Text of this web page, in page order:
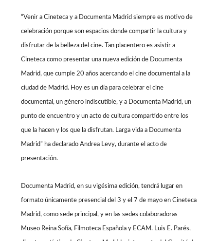
“Venir a Cineteca y a Documenta Madrid siempre es motivo de
celebración porque son espacios donde compartir la cultura y
disfrutar de la belleza del cine. Tan placentero es asistir a
Cineteca como presentar una nueva edición de Documenta
Madrid, que cumple 20 años acercando el cine documental a la
ciudad de Madrid. Hoy es un día para celebrar el cine
documental, un género indiscutible, y a Documenta Madrid, un
punto de encuentro y un acto de cultura compartido entre los
que la hacen y los que la disfrutan. Larga vida a Documenta
Madrid” ha declarado Andrea Levy, durante el acto de
presentación.
Documenta Madrid, en su vigésima edición, tendrá lugar en
formato únicamente presencial del 3 y el 7 de mayo en Cineteca
Madrid, como sede principal, y en las sedes colaboradoras
Museo Reina Sofía, Filmoteca Española y ECAM. Luis E. Parés,